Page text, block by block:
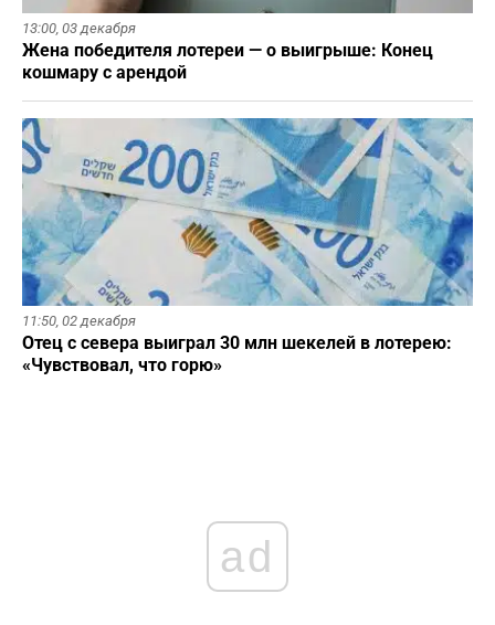
13:00, 03 декабря
Жена победителя лотереи — о выигрыше: Конец
кошмару с арендой
11:50, 02 декабря
Отец с севера выиграл 30 млн шекелей в лотерею:
«Чувствовал, что горю»
ad